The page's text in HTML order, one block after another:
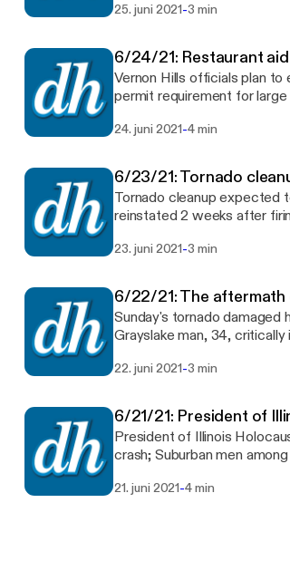
25. juni 2021-3 min
6/24/21: Restaurant
Vernon Hills officials plan
permit requirement for
next season
24. juni 2021-4 min
6/23/21: Tornado
Tornado cleanup expected
reinstated 2 weeks after
23. juni 2021-3 min
6/22/21: The
Sunday's tornado damaged
Grayslake man, 34,
22. juni 2021-3 min
6/21/21: President of
President of Illinois
crash; Suburban men
21. juni 2021-4 min